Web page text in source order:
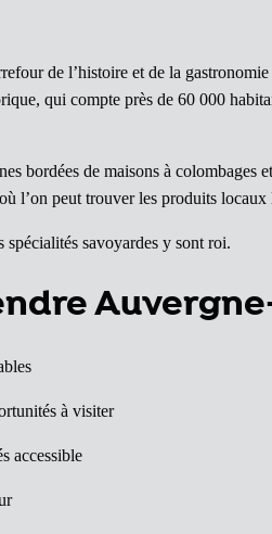
de l’histoire et de la
qui compte près de 60 000
bordées de maisons à
l’on peut trouver les produits
savoyardes y sont roi.
à visiter
accessible